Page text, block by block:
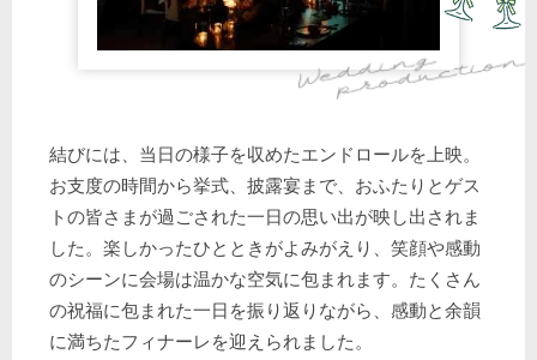
結びには、当日の様子を収めたエンドロールを上映。
お支度の時間から挙式、披露宴まで、おふたりとゲス
トの皆さまが過ごされた一日の思い出が映し出されま
した。楽しかったひとときがよみがえり、笑顔や感動
のシーンに会場は温かな空気に包まれます。たくさん
の祝福に包まれた一日を振り返りながら、感動と余韻
に満ちたフィナーレを迎えられました。